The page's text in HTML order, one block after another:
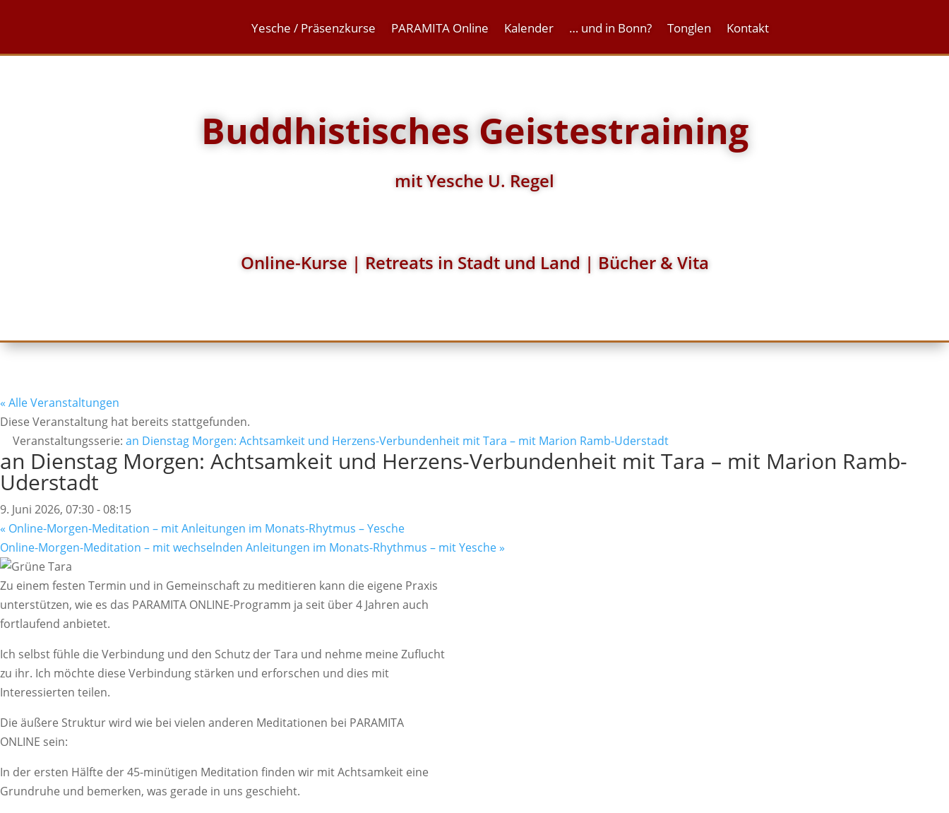
Yesche / Präsenzkurse PARAMITA Online Kalender … und in Bonn? Tonglen Kontakt
Buddhistisches Geistestraining
mit Yesche U. Regel
Online-Kurse | Retreats in Stadt und Land | Bücher & Vita
« Alle Veranstaltungen
Diese Veranstaltung hat bereits stattgefunden.
Veranstaltungsserie: an Dienstag Morgen: Achtsamkeit und Herzens-Verbundenheit mit Tara – mit Marion Ramb-Uderstadt
an Dienstag Morgen: Achtsamkeit und Herzens-Verbundenheit mit Tara – mit Marion Ramb-
Uderstadt
9. Juni 2026, 07:30-08:15
« Online-Morgen-Meditation – mit Anleitungen im Monats-Rhytmus – Yesche
Online-Morgen-Meditation – mit wechselnden Anleitungen im Monats-Rhythmus – mit Yesche»
Zu einem festen Termin und in Gemeinschaft zu meditieren kann die eigene Praxis
unterstützen, wie es das PARAMITA ONLINE-Programm ja seit über 4 Jahren auch
fortlaufend anbietet.
Ich selbst fühle die Verbindung und den Schutz der Tara und nehme meine Zuflucht
zu ihr. Ich möchte diese Verbindung stärken und erforschen und dies mit
Interessierten teilen.
Die äußere Struktur wird wie bei vielen anderen Meditationen bei PARAMITA
ONLINE sein:
In der ersten Hälfte der 45-minütigen Meditation finden wir mit Achtsamkeit eine
Grundruhe und bemerken, was gerade in uns geschieht.